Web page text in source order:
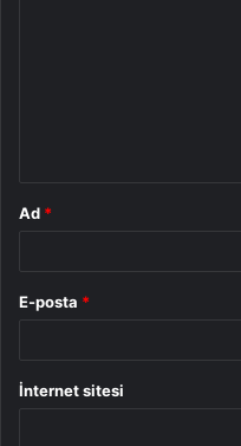
Ad *
E-posta *
İnternet sitesi